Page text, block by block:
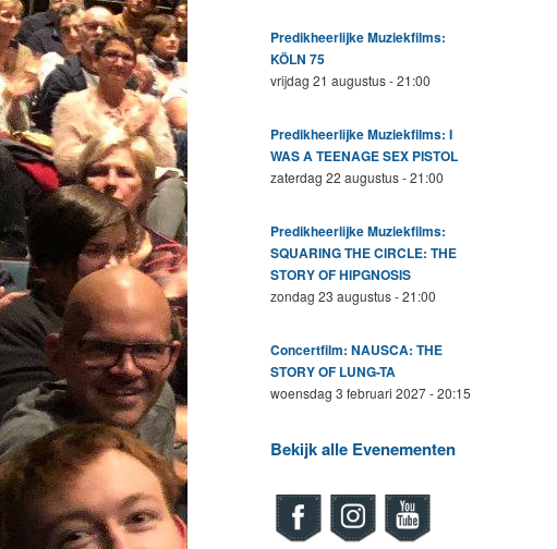
Predikheerlijke Muziekfilms:
KÖLN 75
vrijdag 21 augustus - 21:00
Predikheerlijke Muziekfilms: I
WAS A TEENAGE SEX PISTOL
zaterdag 22 augustus - 21:00
Predikheerlijke Muziekfilms:
SQUARING THE CIRCLE: THE
STORY OF HIPGNOSIS
zondag 23 augustus - 21:00
Concertfilm: NAUSCA: THE
STORY OF LUNG-TA
woensdag 3 februari 2027 - 20:15
Bekijk alle Evenementen